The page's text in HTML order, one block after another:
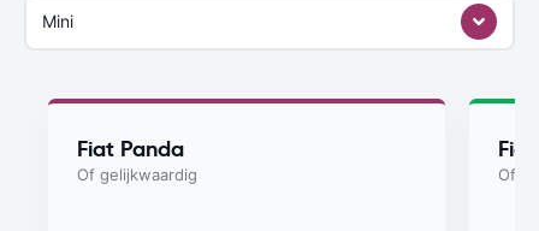
Mini
Fiat Panda
Of gelijkwaardig Of